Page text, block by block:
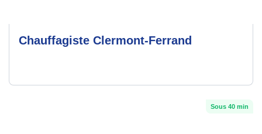
Chauffagiste Clermont-Ferrand
Sous 40 min